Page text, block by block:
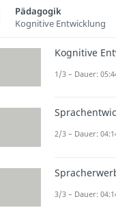
Pädagogik
Kognitive Entwicklung
Kognitive
1/3 – Dauer:
2/3 – Dauer:
3/3 – Dauer: